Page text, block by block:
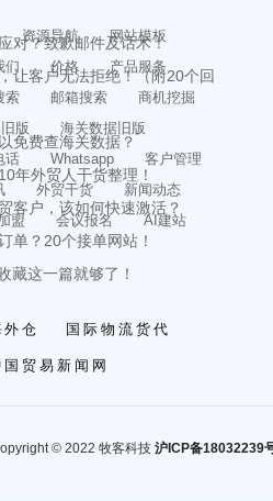
对？致歉邮件及话术！
客户无法拒绝！（附20个回
免费查海关数据？
年外贸人干货整理！
客户，该如何快速激活？
单？20个接单网站！
藏这一篇就够了！
资源导航
网站模板
们 价格
产品服务
索 邮箱搜索
商机挖掘
版
海关数据旧版
话 Whatsapp
客户管理
外贸干货
新闻动态
盟 会议报名
AI建站
外仓 国际物流货代
国贸易新闻网
© 2022 牧客科技 沪ICP备18032239